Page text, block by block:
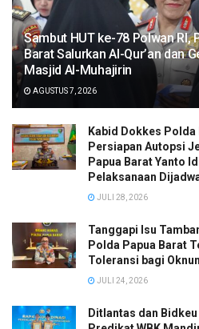
Sambut HUT ke-78 Polwan RI,
Barat Salurkan Al-Qur’an dan
Masjid Al-Muhajirin
AGUSTUS 7, 2026
Kabid Dokkes
Persiapan Autopsi
Papua Barat Yanto
Pelaksanaan
JULI 28, 2026
Tanggapi Isu
Polda Papua Barat
Toleransi bagi
JULI 24, 2026
Ditlantas dan